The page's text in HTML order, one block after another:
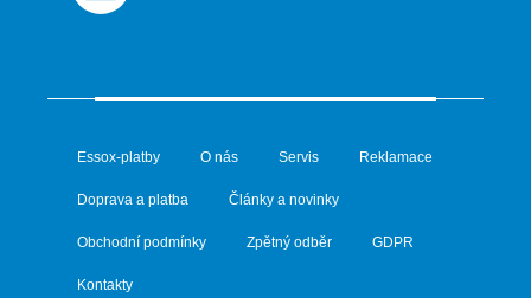
Essox-platby O nás Servis Reklamace
Doprava a platba Články a novinky
Obchodní podmínky Zpětný odběr GDPR
Kontakty